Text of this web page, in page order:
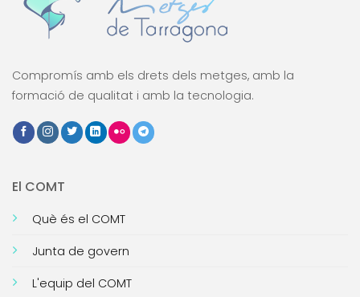
Compromís amb els drets dels metges, amb la
formació de qualitat i amb la tecnologia.
El COMT
Què és el COMT
Junta de govern
L'equip del COMT